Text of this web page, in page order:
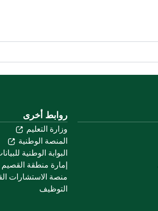
روابط أخرى
وزارة التعليم
المنصة الوطنية
البوابة الوطنية
إمارة منطقة القصيم
منصة الاستشارات
التوظيف